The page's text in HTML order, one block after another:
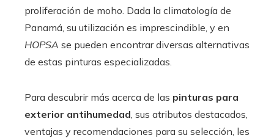
proliferación de moho. Dada la climatología de
Panamá, su utilización es imprescindible, y en
HOPSA se pueden encontrar diversas alternativas
de estas pinturas especializadas.
Para descubrir más acerca de las pinturas para
exterior antihumedad , sus atributos destacados,
ventajas y recomendaciones para su selección, les